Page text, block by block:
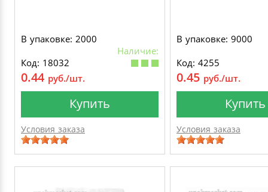
В упаковке: 2000
Наличие:
Код: 18032
0.44 руб./шт.
Купить
Условия заказа
В упаковке: 9000
Код: 4255
0.45 руб./шт.
Купить
Условия заказа